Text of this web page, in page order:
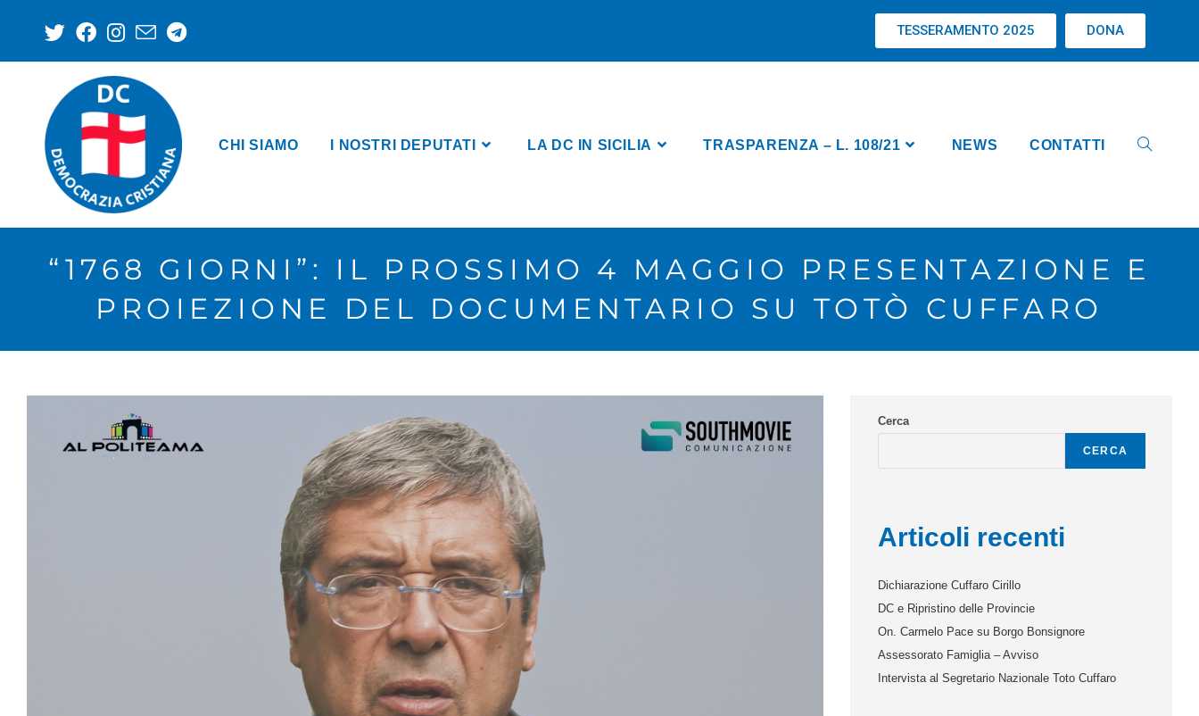
TESSERAMENTO 2025 DONA
CHI SIAMO I NOSTRI DEPUTATI LA DC IN SICILIA TRASPARENZA – L. 108/21 NEWS CONTATTI
“1768 GIORNI”: IL PROSSIMO 4 MAGGIO PRESENTAZIONE E
PROIEZIONE DEL DOCUMENTARIO SU TOTÒ CUFFARO
Cerca
CERCA
Articoli recenti
Dichiarazione Cuffaro Cirillo
DC e Ripristino delle Provincie
On. Carmelo Pace su Borgo Bonsignore
Assessorato Famiglia – Avviso
Intervista al Segretario Nazionale Toto Cuffaro